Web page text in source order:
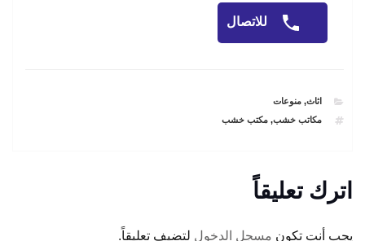
للاتصال
CATEGORIES
اثاث,منوعات
TAGS
مكاتب خشب,مكتب خشب
اترك تعليقاً
يجب أنت تكون مسجل الدخول لتضيف تعليقاً.